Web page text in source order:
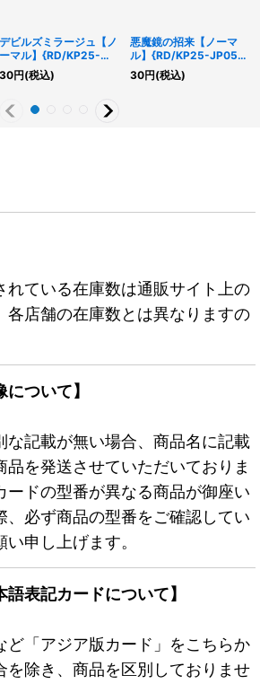
デビルズミラージュ【ノ
ーマル】{RD/KP25-
JP031}《RDモンスタ
ー》
30円(税込)
悪魔鏡の招来【ノーマ
ル】{RD/KP25-JP057}
《RD魔法》
30円(税込)
れている在庫数は通販サイト上の
各店舗の在庫数とは異なりますの
について】
な記載が無い場合、商品名に記載
品を発送させていただいておりま
ードの型番が異なる商品が御座い
、必ず商品の型番をご確認してい
申し上げます。
語表記カードについて】
ど「アジア版カード」をこちらか
を除き、商品を区別しておりませ